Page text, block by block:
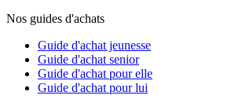
Nos guides d'achats
Guide d'achat jeunesse
Guide d'achat senior
Guide d'achat pour elle
Guide d'achat pour lui